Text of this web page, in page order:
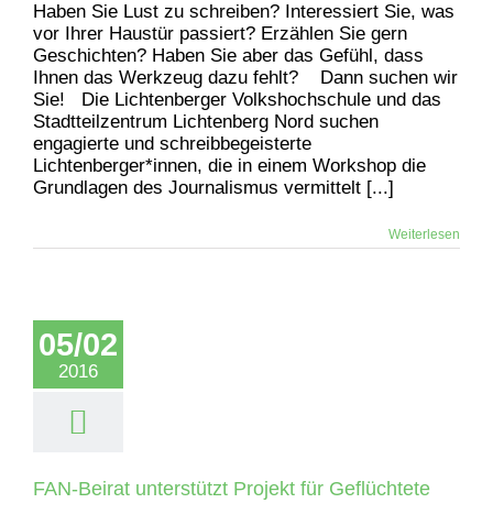
Haben Sie Lust zu schreiben? Interessiert Sie, was
vor Ihrer Haustür passiert? Erzählen Sie gern
Geschichten? Haben Sie aber das Gefühl, dass
Ihnen das Werkzeug dazu fehlt? Dann suchen wir
Sie! Die Lichtenberger Volkshochschule und das
Stadtteilzentrum Lichtenberg Nord suchen
engagierte und schreibbegeisterte
Lichtenberger*innen, die in einem Workshop die
Grundlagen des Journalismus vermittelt [...]
Weiterlesen
05/02
2016
FAN-Beirat unterstützt Projekt für Geflüchtete